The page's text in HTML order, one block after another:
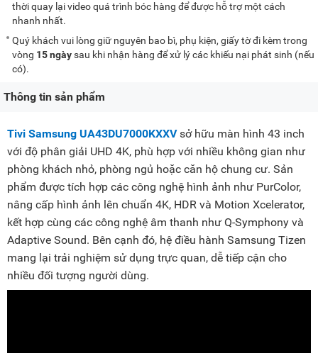
thời quay lại video quá trình bóc hàng để được hỗ trợ một cách
nhanh nhất.
Quý khách vui lòng giữ nguyên bao bì, phụ kiện, giấy tờ đi kèm trong
vòng 15 ngàysau khi nhận hàng để xử lý các khiếu nại phát sinh (nếu
có).
Thông tin sản phẩm
Tivi Samsung UA43DU7000KXXVsở hữu màn hình 43 inch
với độ phân giải UHD 4K, phù hợp với nhiều không gian như
phòng khách nhỏ, phòng ngủ hoặc căn hộ chung cư. Sản
phẩm được tích hợp các công nghệ hình ảnh như PurColor,
nâng cấp hình ảnh lên chuẩn 4K, HDR và Motion Xcelerator,
kết hợp cùng các công nghệ âm thanh như Q-Symphony và
Adaptive Sound. Bên cạnh đó, hệ điều hành Samsung Tizen
mang lại trải nghiệm sử dụng trực quan, dễ tiếp cận cho
nhiều đối tượng người dùng.